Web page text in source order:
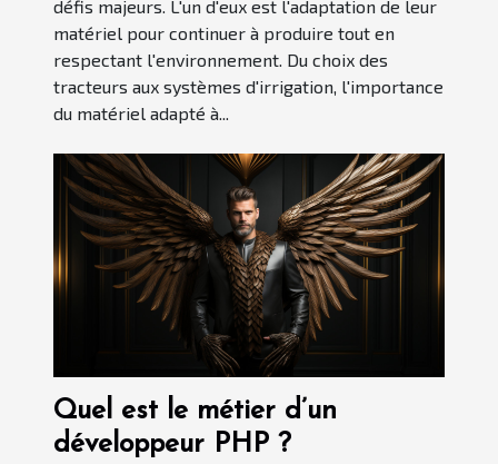
défis majeurs. L'un d'eux est l'adaptation de leur
matériel pour continuer à produire tout en
respectant l'environnement. Du choix des
tracteurs aux systèmes d'irrigation, l'importance
du matériel adapté à...
Quel est le métier d’un
développeur PHP ?